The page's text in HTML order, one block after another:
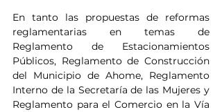
En tanto las propuestas de reformas
reglamentarias en temas de
Reglamento de Estacionamientos
Públicos, Reglamento de Construcción
del Municipio de Ahome, Reglamento
Interno de la Secretaría de las Mujeres y
Reglamento para el Comercio en la Vía